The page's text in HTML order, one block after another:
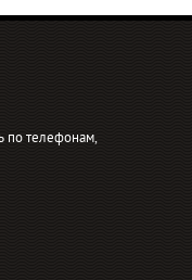
по телефонам,